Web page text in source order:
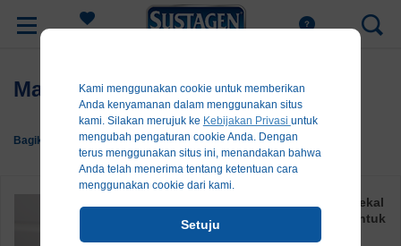
Kami menggunakan cookie untuk memberikan
Anda kenyamanan dalam menggunakan situs
kami. Silakan merujuk ke Kebijakan Privasi untuk
mengubah pengaturan cookie Anda. Dengan
terus menggunakan situs ini, menandakan bahwa
Anda telah menerima tentang ketentuan cara
menggunakan cookie dari kami.
Setuju
Makan Siang Dengan Bekal
Bagikan:
Bekal
untuk